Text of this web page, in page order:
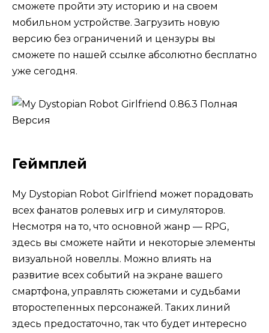
сможете пройти эту историю и на своем
мобильном устройстве. Загрузить новую
версию без ограничений и цензуры вы
сможете по нашей ссылке абсолютно бесплатно
уже сегодня.
Геймплей
My Dystopian Robot Girlfriend может порадовать
всех фанатов ролевых игр и симуляторов.
Несмотря на то, что основной жанр — RPG,
здесь вы сможете найти и некоторые элементы
визуальной новеллы. Можно влиять на
развитие всех событий на экране вашего
смартфона, управлять сюжетами и судьбами
второстепенных персонажей. Таких линий
здесь предостаточно, так что будет интересно